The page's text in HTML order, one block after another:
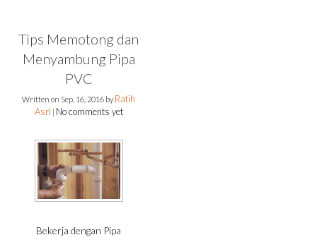
Tips Memotong dan
Menyambung Pipa
PVC
Written on Sep, 16, 2016 by Ratih
Asri No comments yet
Bekerja dengan Pipa